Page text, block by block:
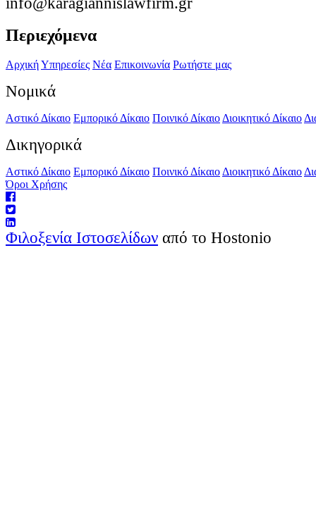
Περιεχόμενα
ΑρχικήΥπηρεσίες Νέα Επικοινωνία Ρωτήστε μας
Νομικά
Αστικό Δίκαιο Εμπορικό Δίκαιο Ποινικό Δίκαιο Διοικητικό Δίκαιο
Δικηγορικά
Αστικό Δίκαιο Εμπορικό Δίκαιο Ποινικό Δίκαιο Διοικητικό Δίκαιο
Όροι Χρήσης
Φιλοξενία Ιστοσελίδων από το Hostonio